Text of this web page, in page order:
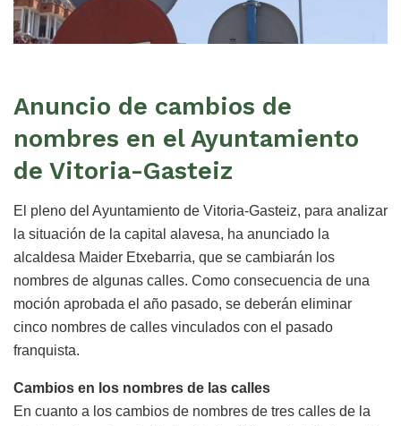
Anuncio de cambios de
nombres en el Ayuntamiento
de Vitoria-Gasteiz
El pleno del Ayuntamiento de Vitoria-Gasteiz, para analizar
la situación de la capital alavesa, ha anunciado la
alcaldesa Maider Etxebarria, que se cambiarán los
nombres de algunas calles. Como consecuencia de una
moción aprobada el año pasado, se deberán eliminar
cinco nombres de calles vinculados con el pasado
franquista.
Cambios en los nombres de las calles
En cuanto a los cambios de nombres de tres calles de la